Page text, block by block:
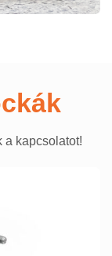
a kapcsolatot!